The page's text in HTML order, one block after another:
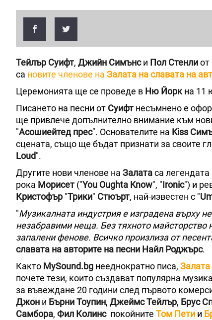
Тейлър Суифт, Джийн Симънси Пол Стенлиот
са новите членове на Залата на славата на
Церемонията ще се проведе в Ню Йорк на 11
Писането на песни от Суифт несъмнено е
ще привлече допълнително внимание към
"Асошиейтед прес". Основателите на Kiss
сцената, също ще бъдат признати за своите
Loud".
Другите нови членове на Залатаса
рока Морисет ("You Oughta Know", "Ironic") и
Кристофър "Трики" Стюърт, най-известен с "
"Музикалната индустрия е изградена върху
незабравими неща. Без тяхното
запалени фенове. Всичко произлиза от
славата на авторите на песни Найл Роджърс.
Както MySound.bg нееднократно писа, Залата
почете тези, които създават популярна
за въвеждане 20 години след първото
Джон и Бърни Тоупин, Джеймс Тейлър, Брус
Самбора, Фил Колинспокойните Том Пети и